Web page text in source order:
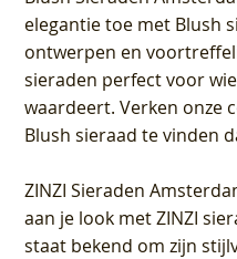
elegantie toe met Blush
ontwerpen en
sieraden perfect voor
waardeert. Verken onze
Blush sieraad te vinden
ZINZI Sieraden
aan je look met ZINZI
staat bekend om zijn